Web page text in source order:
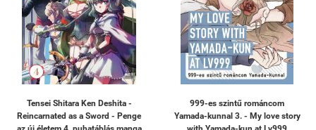
Tensei Shitara Ken Deshita -
Reincarnated as a Sword - Penge
999-es szintű románcom
Yamada-kunnal 3. - My love story